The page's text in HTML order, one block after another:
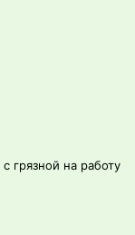
грязной на работу